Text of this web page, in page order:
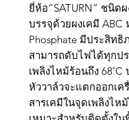
ยี่ห้อ“SATURN” ชนิด
บรรจุด้วยผงเคมี ABC
Phosphate มีประสิท
สามารถดับไฟได้ทุกป
เพลิงไหม้ร้อนถึง
หัววาล์วจะแตกออกเค
สารเคมีในจุดเพลิงไห